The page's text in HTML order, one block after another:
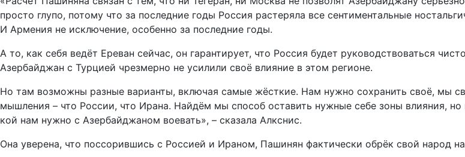
просто глупо, потому что за последние годы Россия растеряла все сентиментальные
И Армения не исключение, особенно за последние годы.
А то, как себя ведёт Ереван сейчас, он гарантирует, что Россия будет руководствоваться
Азербайджан с Турцией чрезмерно не усилили своё влияние в этом регионе.
Но там возможны разные варианты, включая самые жёсткие. Нам нужно сохранить своё, мы
мышления – что России, что Ирана. Найдём мы способ оставить нужные себе зоны влияния,
кой нам нужно с Азербайджаном воевать», – сказала Алкснис.
Она уверена, что поссорившись с Россией и Ираном, Пашинян фактически обрёк свой народ на